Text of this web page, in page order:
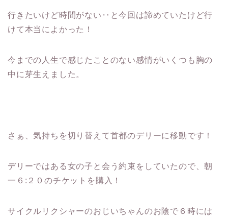
行きたいけど時間がない‥と今回は諦めていたけど行
けて本当によかった！
今までの人生で感じたことのない感情がいくつも胸の
中に芽生えました。
さぁ、気持ちを切り替えて首都のデリーに移動です！
デリーではある女の子と会う約束をしていたので、朝
一６:２０のチケットを購入！
サイクルリクシャーのおじいちゃんのお陰で６時には